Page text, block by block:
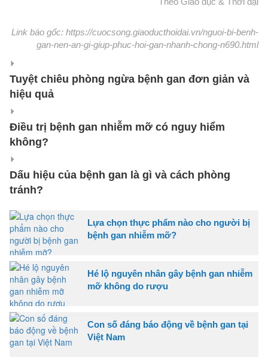
Link báo gốc: https://cuocsong.giaoducthoidai.vn/nguoi-bi-benh-
gan-nen-an-gi-giup-phuc-hoi-gan-nhanh-chong-n690.html
Tuyệt chiêu phòng ngừa bệnh gan đơn giản và
hiệu quả
Điều trị bệnh gan nhiễm mỡ có nguy hiểm
không?
Dấu hiệu của bệnh gan là gì và cách phòng
tránh?
Lựa chọn thực phẩm nào cho người bị
bệnh gan nhiễm mỡ?
Hé lộ nguyên nhân gây bệnh gan nhiễm
mỡ không do rượu
Con số đáng báo động về bệnh gan tại
Việt Nam